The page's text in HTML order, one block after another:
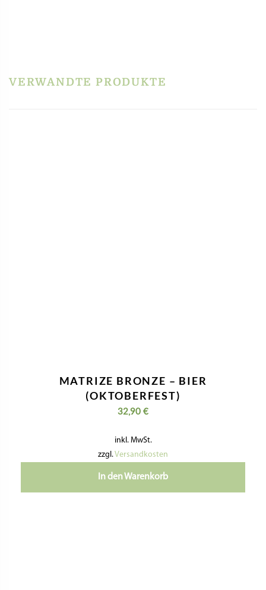
VERWANDTE PRODUKTE
MATRIZE BRONZE – BIER
(OKTOBERFEST)
32,90 €
inkl. MwSt.
zzgl.Versandkosten
In den Warenkorb